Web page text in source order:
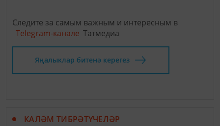
Следите за самым важным и интересным в
Telegram-канале Татмедиа
Яңалыклар битенә керегез
КАЛӘМ ТИБРӘТҮЧЕЛӘР